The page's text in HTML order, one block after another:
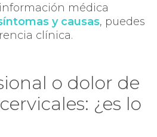
médica
y causas, puedes
clínica.
o dolor de
¿es lo